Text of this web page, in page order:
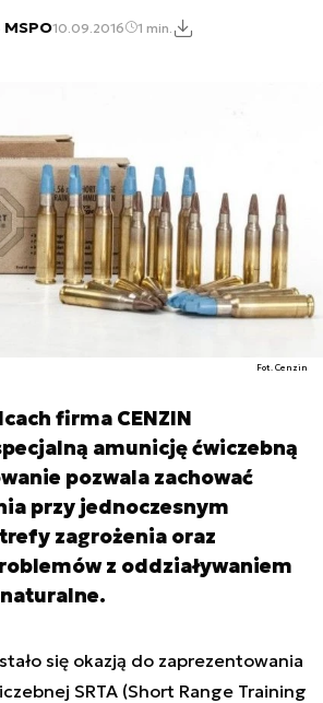
10.09.2016 1 min.
Fot. Cenzin
firma CENZIN
amunicję ćwiczebną
pozwala zachować
przy jednoczesnym
zagrożenia oraz
z oddziaływaniem
się okazją do zaprezentowania
SRTA (Short Range Training